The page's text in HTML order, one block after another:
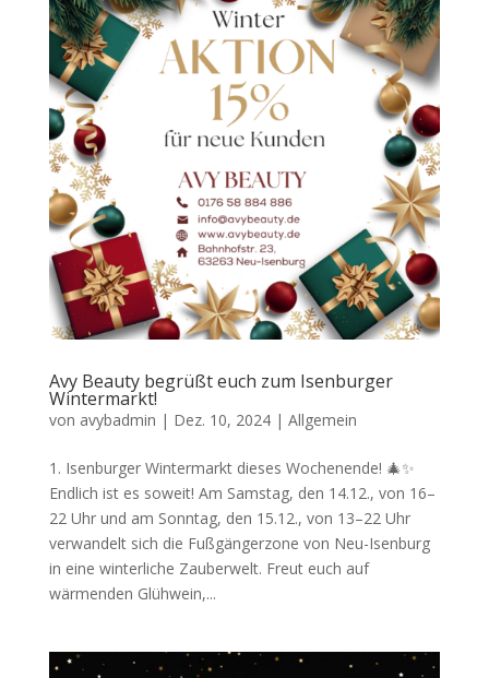
Avy Beauty begrüßt euch zum Isenburger
Wintermarkt!
von avybadmin | Dez. 10, 2024| Allgemein
1. Isenburger Wintermarkt dieses Wochenende! 🎄✨
Endlich ist es soweit! Am Samstag, den 14.12., von 16–
22 Uhr und am Sonntag, den 15.12., von 13–22 Uhr
verwandelt sich die Fußgängerzone von Neu-Isenburg
in eine winterliche Zauberwelt. Freut euch auf
wärmenden Glühwein,...